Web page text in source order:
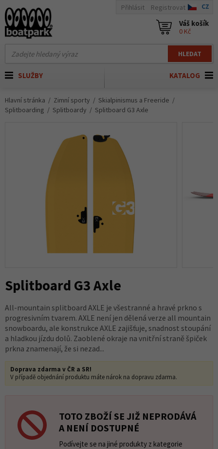
HLEDAT
Přihlásit Registrovat CZ
Váš košík
0 Kč
KATALOG
SLUŽBY
Hlavní stránka Zimní sporty
Skialpinismus a Freeride
Splitboarding
Splitboardy Splitboard G3 Axle
Splitboard G3 Axle
All-mountain splitboard AXLE je všestranné a hravé prkno s
progresivním tvarem. AXLE není jen dělená verze all mountain
snowboardu, ale konstrukce AXLE zajišťuje, snadnost stoupání
a hladkou jízdu dolů. Zaoblené okraje na vnitřní straně špiček
prkna znamenají, že si nezad...
Doprava zdarma v ČR a SR!
V případě objednání produktu máte nárok na dopravu zdarma.
TOTO ZBOŽÍ SE JIŽ NEPRODÁVÁ
A NENÍ DOSTUPNÉ
Podívejte se na jiné produkty z kategorie